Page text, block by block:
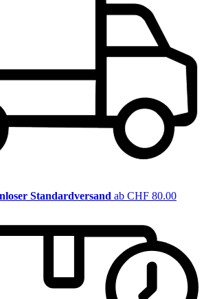
Standardversand ab CHF 80.00